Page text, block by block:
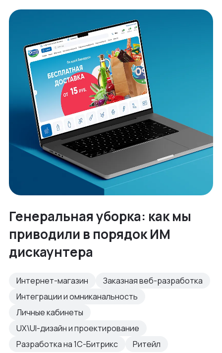
Генеральная уборка: как мы
приводили в порядок ИМ
дискаунтера
Интернет-магазин
Заказная веб-разработка
Интеграции и омниканальность
Личные кабинеты
UX\UI-дизайн и проектирование
Разработка на 1С-Битрикс
Ритейл